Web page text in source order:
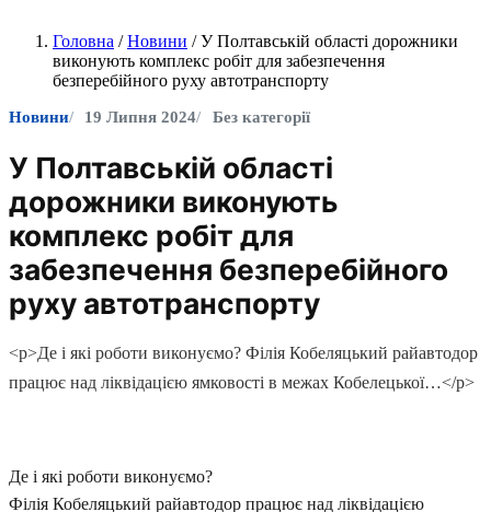
Головна /Новини /У Полтавській області дорожники
виконують комплекс робіт для забезпечення
безперебійного руху автотранспорту
Новини 19 Липня 2024 Без категорії
У Полтавській області
дорожники виконують
комплекс робіт для
забезпечення безперебійного
руху автотранспорту
<p>Де і які роботи виконуємо? Філія Кобеляцький райавтодор
працює над ліквідацією ямковості в межах Кобелецької…</p>
Де і які роботи виконуємо?
Філія Кобеляцький райавтодор працює над ліквідацією